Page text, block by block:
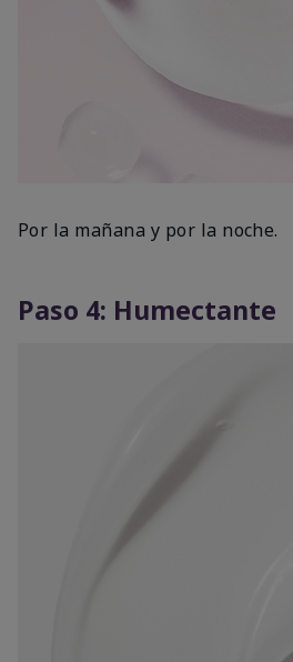
Por la mañana y por la noche.
Paso 4: Humectante